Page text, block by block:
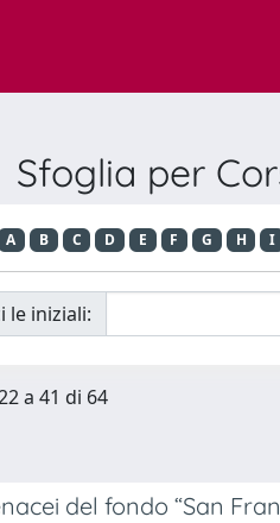
Sfoglia per
A B C D E F G H I
le iniziali:
a 41 di 64
del fondo “San